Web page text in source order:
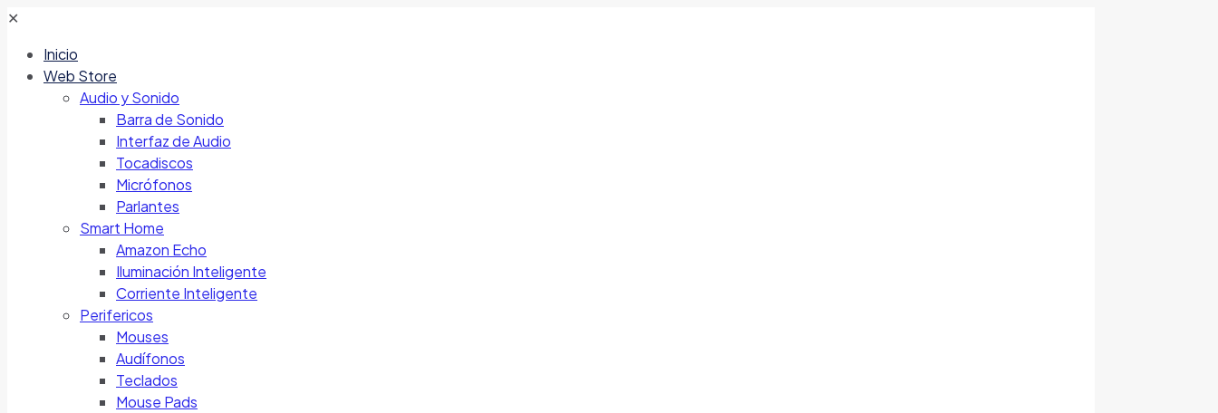
✕
Inicio
Web Store
Audio y Sonido
Barra de Sonido
Interfaz de Audio
Tocadiscos
Micrófonos
Parlantes
Smart Home
Amazon Echo
Iluminación Inteligente
Corriente Inteligente
Perifericos
Mouses
Audífonos
Teclados
Mouse Pads